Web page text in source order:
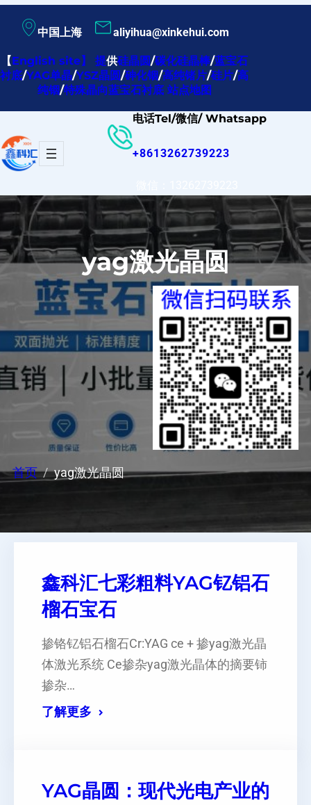
内
容
中国上海 aliyihua@xinkehui.com
【English site】提供硅晶圆/碳化硅晶棒/蓝宝石
衬底/YAG单晶/YSZ晶圆/砷化铟/高纯锗片/硅片/高
纯铟/特殊晶向蓝宝石衬底 站点地图
电话Tel/微信/ Whatsapp
+8613262739223
yag激光晶圆
首页 yag激光晶圆
鑫科汇七彩粗料YAG钇铝石
榴石宝石
掺铬钇铝石榴石Cr:YAG ce + 掺yag激光晶
体激光系统 Ce掺杂yag激光晶体的摘要铈
掺杂…
了解更多
YAG晶圆：现代光电产业的